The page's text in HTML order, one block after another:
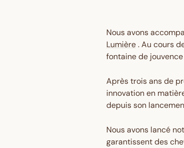
Nous avons
Lumière. Au cours
fontaine de
Après trois ans de
innovation en
depuis son
Nous avons lancé
garantissent des